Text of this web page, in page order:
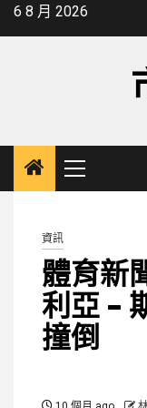
Skip6 8 月 2026
Primary
Menu
資訊
體育新
利亞 –
撞倒